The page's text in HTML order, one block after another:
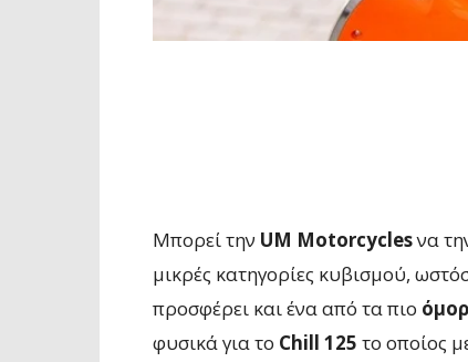
Μπορεί την UM Motorcyclesνα
μικρές κατηγορίες κυβισμού,
προσφέρει και ένα από τα πιο
φυσικά για το Chill 125 το οποίος